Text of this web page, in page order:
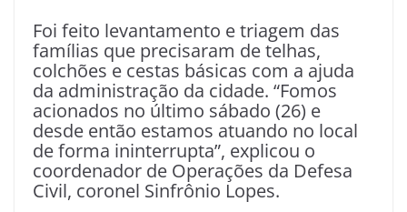
Foi feito levantamento e triagem das
famílias que precisaram de telhas,
colchões e cestas básicas com a ajuda
da administração da cidade. “Fomos
acionados no último sábado (26) e
desde então estamos atuando no local
de forma ininterrupta”, explicou o
coordenador de Operações da Defesa
Civil, coronel Sinfrônio Lopes.